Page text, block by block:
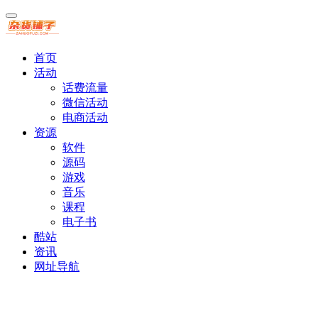
首页
活动
话费流量
微信活动
电商活动
资源
软件
源码
游戏
音乐
课程
电子书
酷站
资讯
网址导航